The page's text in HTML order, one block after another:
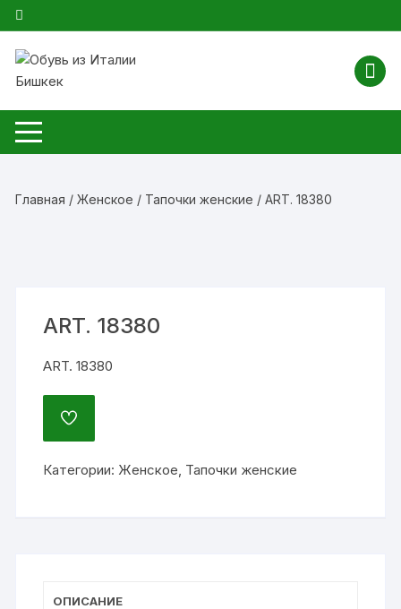
Перейти
к
содержимому
Главная /Женское / Тапочки женские / ART. 18380
ART. 18380
ART. 18380
ДОБАВИТЬ
Категории: Женское, Тапочки женские
ОПИСАНИЕ